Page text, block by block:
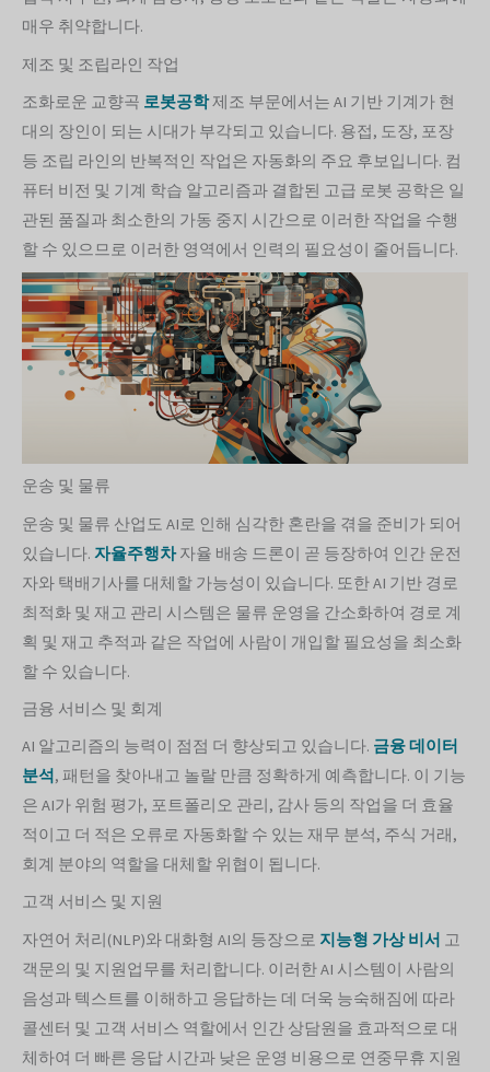
매우 취약합니다.
제조 및 조립라인 작업
조화로운 교향곡 로봇공학제조 부문에서는 AI 기반 기계가 현
대의 장인이 되는 시대가 부각되고 있습니다. 용접, 도장, 포장
등 조립 라인의 반복적인 작업은 자동화의 주요 후보입니다. 컴
퓨터 비전 및 기계 학습 알고리즘과 결합된 고급 로봇 공학은 일
관된 품질과 최소한의 가동 중지 시간으로 이러한 작업을 수행
할 수 있으므로 이러한 영역에서 인력의 필요성이 줄어듭니다.
운송 및 물류
운송 및 물류 산업도 AI로 인해 심각한 혼란을 겪을 준비가 되어
있습니다. 자율주행차자율 배송 드론이 곧 등장하여 인간 운전
자와 택배기사를 대체할 가능성이 있습니다. 또한 AI 기반 경로
최적화 및 재고 관리 시스템은 물류 운영을 간소화하여 경로 계
획 및 재고 추적과 같은 작업에 사람이 개입할 필요성을 최소화
할 수 있습니다.
금융 서비스 및 회계
AI 알고리즘의 능력이 점점 더 향상되고 있습니다. 금융 데이터
분석, 패턴을 찾아내고 놀랄 만큼 정확하게 예측합니다. 이 기능
은 AI가 위험 평가, 포트폴리오 관리, 감사 등의 작업을 더 효율
적이고 더 적은 오류로 자동화할 수 있는 재무 분석, 주식 거래,
회계 분야의 역할을 대체할 위협이 됩니다.
고객 서비스 및 지원
자연어 처리(NLP)와 대화형 AI의 등장으로 지능형 가상 비서 고
객문의 및 지원업무를 처리합니다. 이러한 AI 시스템이 사람의
음성과 텍스트를 이해하고 응답하는 데 더욱 능숙해짐에 따라
콜센터 및 고객 서비스 역할에서 인간 상담원을 효과적으로 대
체하여 더 빠른 응답 시간과 낮은 운영 비용으로 연중무휴 지원